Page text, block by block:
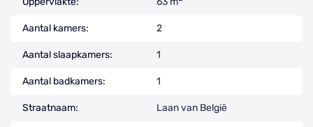
Aantal kamers: 2
Aantal slaapkamers: 1
Aantal badkamers: 1
Straatnaam: Laan van België